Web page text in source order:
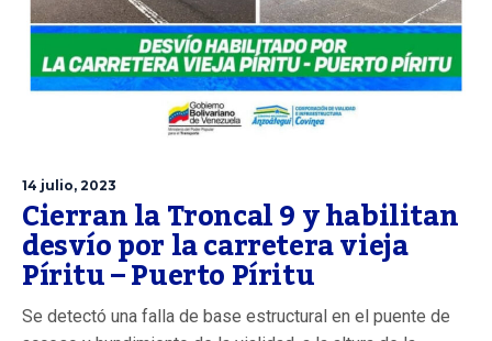
14 julio, 2023
Cierran la Troncal 9 y habilitan
desvío por la carretera vieja
Píritu – Puerto Píritu
Se detectó una falla de base estructural en el puente de